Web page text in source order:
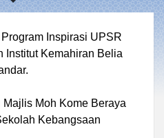
Inspirasi UPSR
Institut Kemahiran Belia
Moh Kome Beraya
Kebangsaan